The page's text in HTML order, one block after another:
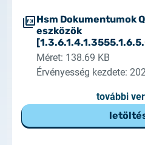
Hsm Dokumentumok
eszközök
Méret: 138.69 KB
Érvényesség kezdete:
további